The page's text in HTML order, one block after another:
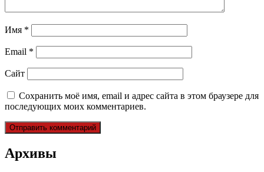
Имя *
Email *
Сайт
Сохранить моё имя, email и адрес сайта в этом браузере для
последующих моих комментариев.
Архивы